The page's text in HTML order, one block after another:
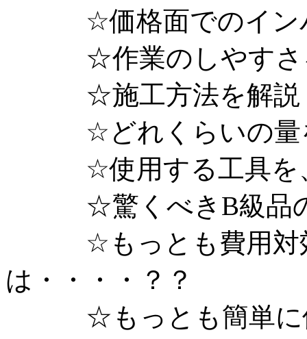
☆価格面でのインパ
☆作業のしやすさ
☆施工方法を解説
☆どれくらいの量を
☆使用する工具を、
☆驚くべきB級品
☆もっとも費用対効
は・・・・？？
☆もっとも簡単に